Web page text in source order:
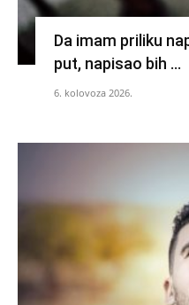
Da imam priliku
put, napisao bih …
6. kolovoza 2026.